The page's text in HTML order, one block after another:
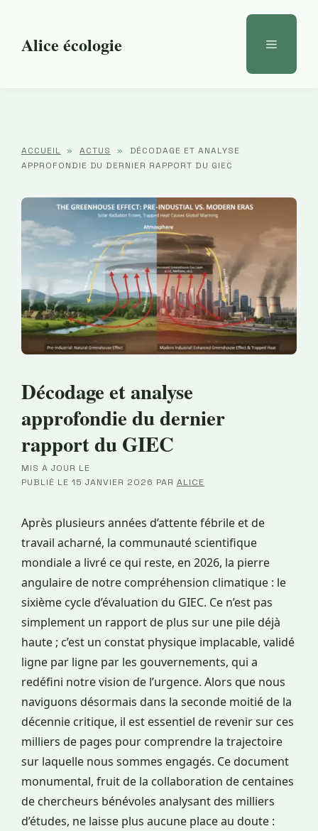
contenuAlice écologie Menu
ACCUEIL » ACTUS »
DÉCODAGE ET ANALYSE
APPROFONDIE DU DERNIER RAPPORT DU GIEC
Décodage et analyse
approfondie du dernier
rapport du GIEC
MIS À JOUR LE
·PUBLIÉ LE 15 JANVIER 2026 PAR ALICE
Après plusieurs années d’attente fébrile et de
travail acharné, la communauté scientifique
mondiale a livré ce qui reste, en 2026, la pierre
angulaire de notre compréhension climatique : le
sixième cycle d’évaluation du GIEC. Ce n’est pas
simplement un rapport de plus sur une pile déjà
haute ; c’est un constat physique implacable, validé
ligne par ligne par les gouvernements, qui a
redéfini notre vision de l’urgence. Alors que nous
naviguons désormais dans la seconde moitié de la
décennie critique, il est essentiel de revenir sur ces
milliers de pages pour comprendre la trajectoire
sur laquelle nous sommes engagés. Ce document
monumental, fruit de la collaboration de centaines
de chercheurs bénévoles analysant des milliers
d’études, ne laisse plus aucune place au doute :